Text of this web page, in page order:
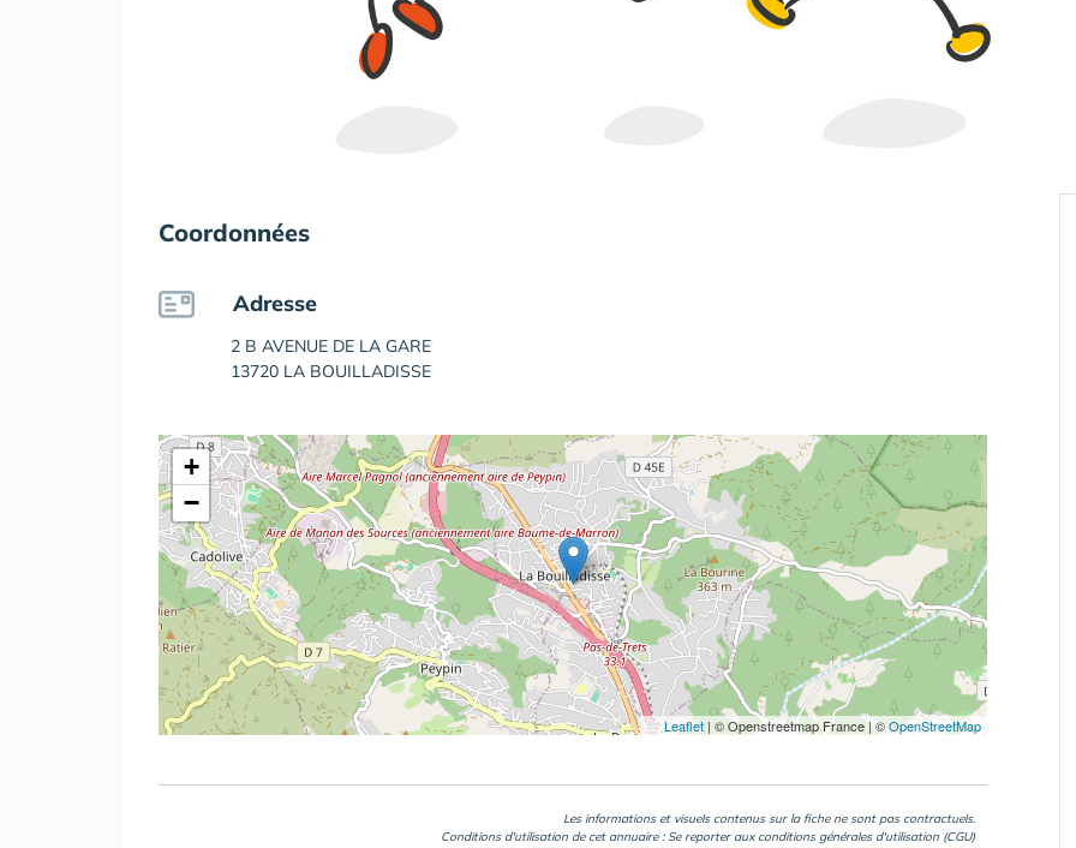
Coordonnées
Adresse
2 B AVENUE DE LA GARE
13720 LA BOUILLADISSE
+
−
Leaflet | © Openstreetmap France | ©OpenStreetMap
Les informations et visuels contenus sur la fiche ne sont pas contractuels.
Conditions d'utilisation de cet annuaire : Se reporter aux conditions générales d'utilisation (CGU)